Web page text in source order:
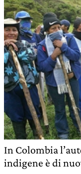
In Colombia
indigene è di